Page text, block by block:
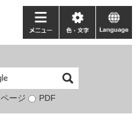
検
ページ PDF
メ
ニ
ー
色・
文
language